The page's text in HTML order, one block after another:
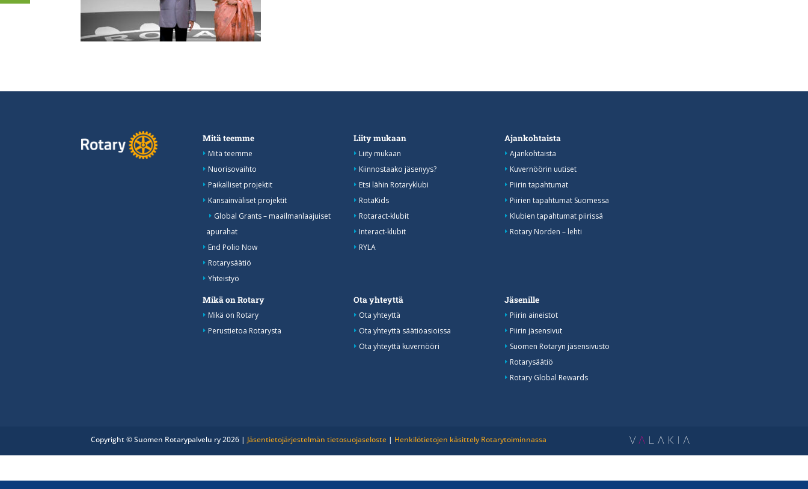
Mitä teemme
Mitä teemme
Nuorisovaihto
Paikalliset projektit
Kansainväliset projektit
Global Grants – maailmanlaajuiset
apurahat
End Polio Now
Rotarysäätiö
Yhteistyö
Liity mukaan
Liity mukaan
Kiinnostaako jäsenyys?
Etsi lähin Rotaryklubi
RotaKids
Rotaract-klubit
Interact-klubit
RYLA
Ajankohtaista
Ajankohtaista
Kuvernöörin uutiset
Piirin tapahtumat
Piirien tapahtumat Suomessa
Klubien tapahtumat piirissä
Rotary Norden – lehti
Mikä on Rotary
Mikä on Rotary
Perustietoa Rotarysta
Ota yhteyttä
Ota yhteyttä
Ota yhteyttä säätiöasioissa
Ota yhteyttä kuvernööri
Jäsenille
Piirin aineistot
Piirin jäsensivut
Suomen Rotaryn jäsensivusto
Rotarysäätiö
Rotary Global Rewards
Copyright © Suomen Rotarypalvelu ry 2026 | Jäsentietojärjestelmän tietosuojaseloste | Henkilötietojen käsittely Rotarytoiminnassa